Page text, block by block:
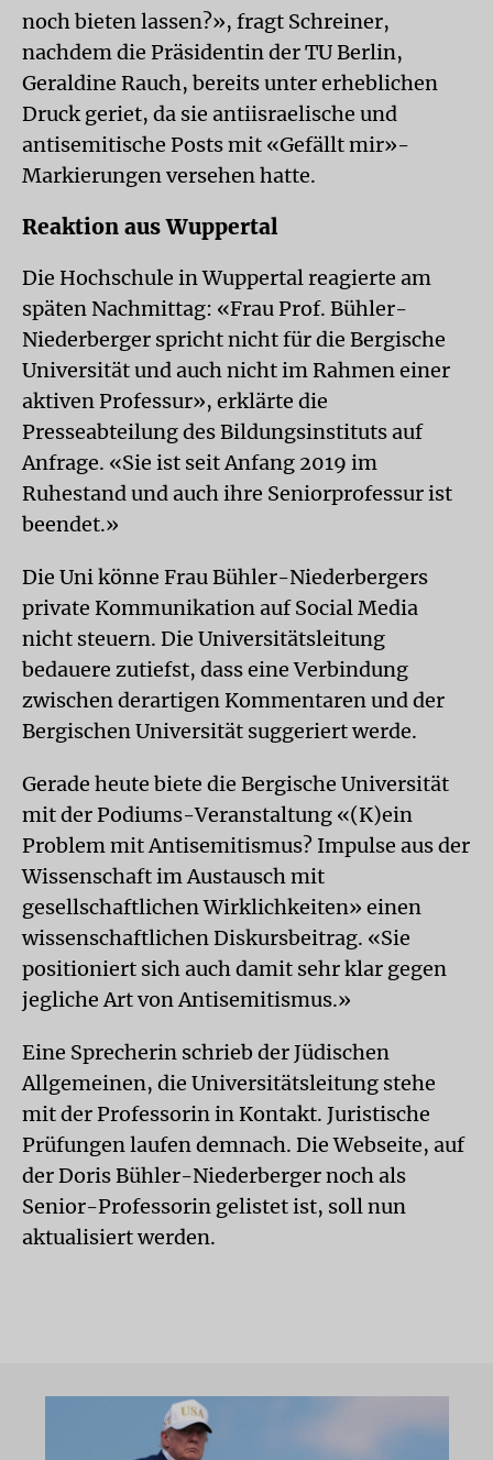
noch bieten lassen?», fragt Schreiner,
nachdem die Präsidentin der TU Berlin,
Geraldine Rauch, bereits unter erheblichen
Druck geriet, da sie antiisraelische und
antisemitische Posts mit «Gefällt mir»-
Markierungen versehen hatte.
Reaktion aus Wuppertal
Die Hochschule in Wuppertal reagierte am
späten Nachmittag: «Frau Prof. Bühler-
Niederberger spricht nicht für die Bergische
Universität und auch nicht im Rahmen einer
aktiven Professur», erklärte die
Presseabteilung des Bildungsinstituts auf
Anfrage. «Sie ist seit Anfang 2019 im
Ruhestand und auch ihre Seniorprofessur ist
beendet.»
Die Uni könne Frau Bühler-Niederbergers
private Kommunikation auf Social Media
nicht steuern. Die Universitätsleitung
bedauere zutiefst, dass eine Verbindung
zwischen derartigen Kommentaren und der
Bergischen Universität suggeriert werde.
Gerade heute biete die Bergische Universität
mit der Podiums-Veranstaltung «(K)ein
Problem mit Antisemitismus? Impulse aus der
Wissenschaft im Austausch mit
gesellschaftlichen Wirklichkeiten» einen
wissenschaftlichen Diskursbeitrag. «Sie
positioniert sich auch damit sehr klar gegen
jegliche Art von Antisemitismus.»
Eine Sprecherin schrieb der Jüdischen
Allgemeinen, die Universitätsleitung stehe
mit der Professorin in Kontakt. Juristische
Prüfungen laufen demnach. Die Webseite, auf
der Doris Bühler-Niederberger noch als
Senior-Professorin gelistet ist, soll nun
aktualisiert werden.